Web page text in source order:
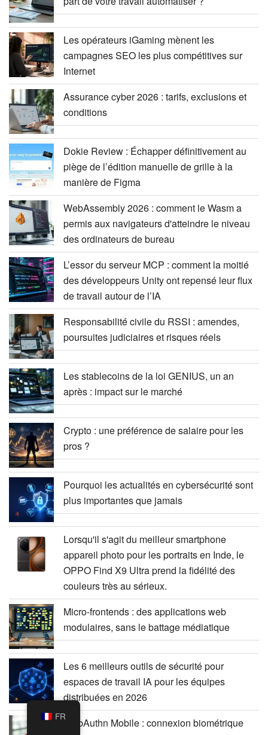
Les opérateurs iGaming mènent les
campagnes SEO les plus compétitives sur
Internet
Assurance cyber 2026 : tarifs, exclusions et
conditions
Dokie Review : Échapper définitivement au
piège de l’édition manuelle de grille à la
manière de Figma
WebAssembly 2026 : comment le Wasm a
permis aux navigateurs d'atteindre le niveau
des ordinateurs de bureau
L’essor du serveur MCP : comment la moitié
des développeurs Unity ont repensé leur flux
de travail autour de l’IA
Responsabilité civile du RSSI : amendes,
poursuites judiciaires et risques réels
Les stablecoins de la loi GENIUS, un an
après : impact sur le marché
Crypto : une préférence de salaire pour les
pros ?
Pourquoi les actualités en cybersécurité sont
plus importantes que jamais
Lorsqu'il s'agit du meilleur smartphone
appareil photo pour les portraits en Inde, le
OPPO Find X9 Ultra prend la fidélité des
couleurs très au sérieux.
Micro-frontends : des applications web
modulaires, sans le battage médiatique
Les 6 meilleurs outils de sécurité pour
espaces de travail IA pour les équipes
distribuées en 2026
WebAuthn Mobile : connexion biométrique
FR